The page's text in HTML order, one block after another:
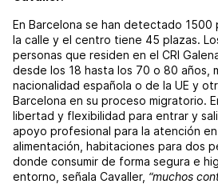
En Barcelona se han detectado 1500
la calle y el centro tiene 45 plazas.
personas que residen en el CRI
desde los 18 hasta los 70 o 80 años,
nacionalidad española o de la UE y
Barcelona en su proceso migratorio.
libertad y flexibilidad para entrar y
apoyo profesional para la atención en
alimentación, habitaciones para dos
donde consumir de forma segura e
entorno, señala Cavaller, “muchos